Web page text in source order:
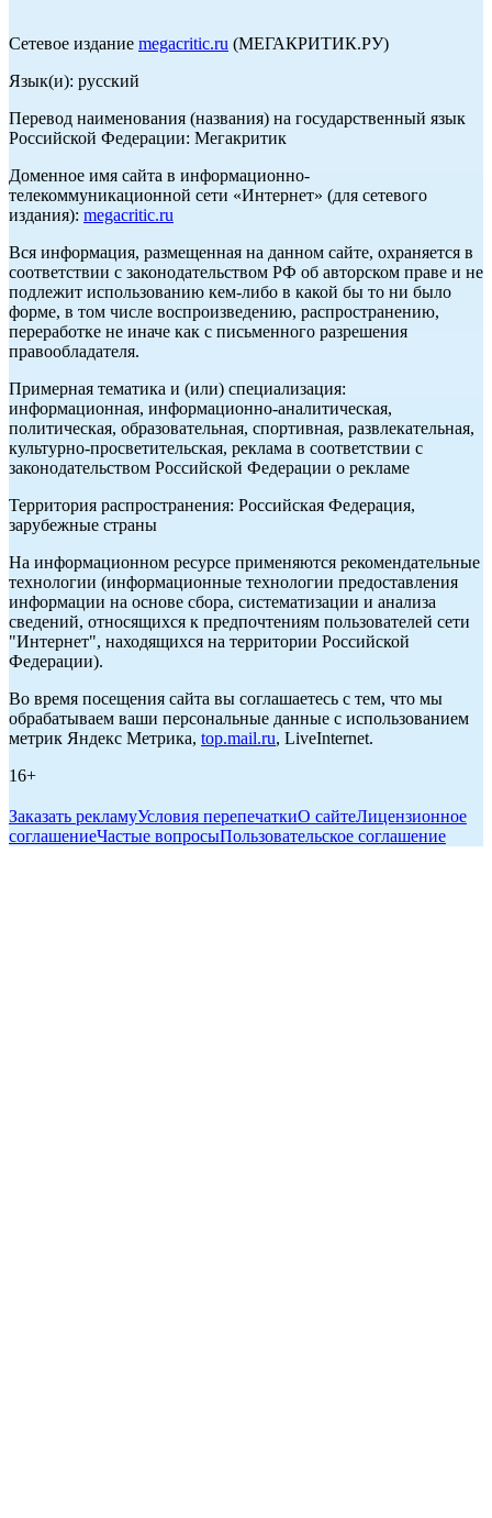
Сетевое издание megacritic.ru (МЕГАКРИТИК.РУ)
Язык(и): русский
Перевод наименования (названия) на государственный язык
Российской Федерации: Мегакритик
Доменное имя сайта в информационно-
телекоммуникационной сети «Интернет» (для сетевого
издания): megacritic.ru
Вся информация, размещенная на данном сайте, охраняется в
соответствии с законодательством РФ об авторском праве и не
подлежит использованию кем-либо в какой бы то ни было
форме, в том числе воспроизведению, распространению,
переработке не иначе как с письменного разрешения
правообладателя.
Примерная тематика и (или) специализация:
информационная, информационно-аналитическая,
политическая, образовательная, спортивная, развлекательная,
культурно-просветительская, реклама в соответствии с
законодательством Российской Федерации о рекламе
Территория распространения: Российская Федерация,
зарубежные страны
На информационном ресурсе применяются рекомендательные
технологии (информационные технологии предоставления
информации на основе сбора, систематизации и анализа
сведений, относящихся к предпочтениям пользователей сети
"Интернет", находящихся на территории Российской
Федерации).
Во время посещения сайта вы соглашаетесь с тем, что мы
обрабатываем ваши персональные данные с использованием
метрик Яндекс Метрика, top.mail.ru, LiveInternet.
16+
Заказать рекламуУсловия перепечаткиО сайтеЛицензионное
соглашениеЧастые вопросыПользовательское соглашение